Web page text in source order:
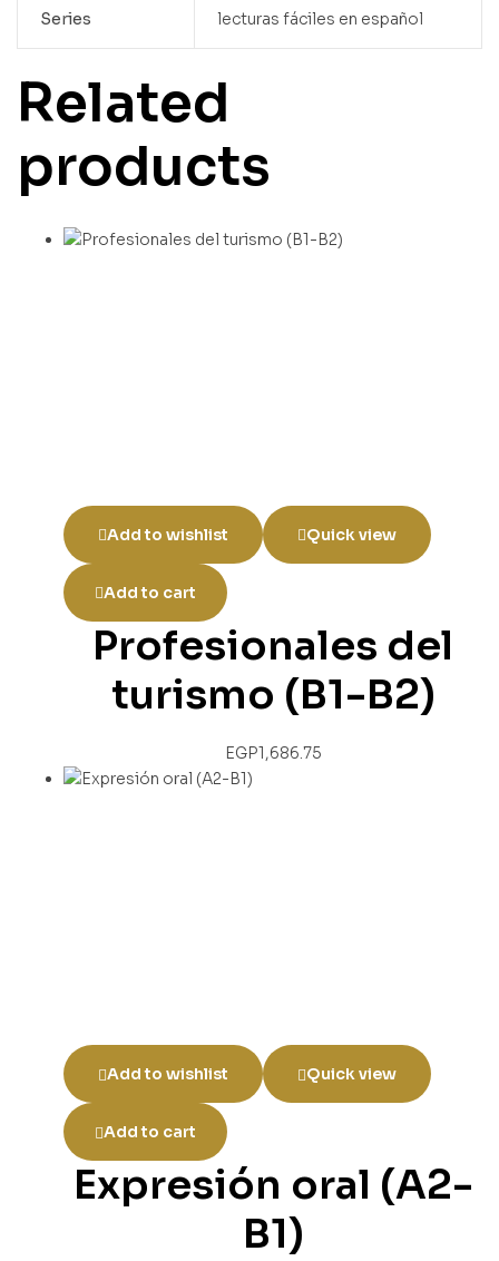
Series lecturas fáciles en español
Related
products
Add to wishlist Quick view
Add to cart
Profesionales del
turismo (B1-B2)
EGP1,686.75
Add to wishlist Quick view
Add to cart
Expresión oral (A2-
B1)